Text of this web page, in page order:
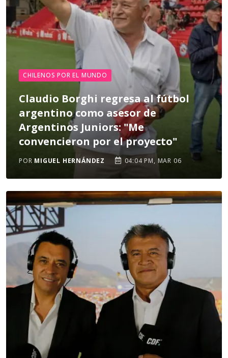
CHILENOS POR EL MUNDO
Claudio Borghi regresa al fútbol
argentino como asesor de
Argentinos Juniors: "Me
convencieron por el proyecto"
POR MIGUEL HERNÁNDEZ 04:04 PM, MAR 06